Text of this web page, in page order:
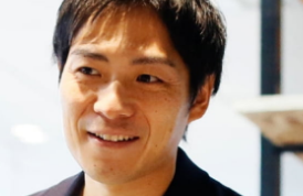
JOB AND WORK / 事務系
事務系職種
部門紹介